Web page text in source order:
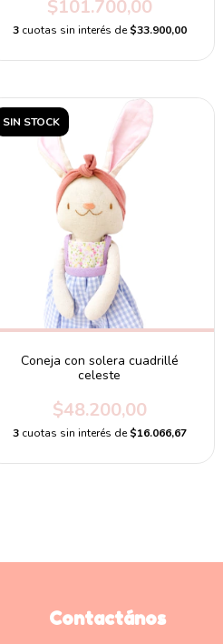
$101.700,00
3 cuotas sin interés de$33.900,00
SIN STOCK
Coneja con solera cuadrillé
celeste
$48.200,00
3 cuotas sin interés de$16.066,67
Contactános